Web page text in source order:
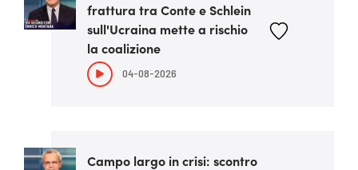
frattura tra Conte e Schlein
sull'Ucraina mette a rischio
la coalizione
04-08-2026
Campo largo in crisi: scontro